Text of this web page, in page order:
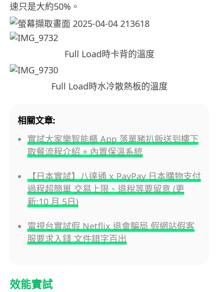
速只是大約50%。
Full Load時卡背的溫度
Full Load時水冷散熱板的溫度
相關文章:
實試大家樂智能櫃 App 落單豬扒飯送到樓下
取餐流程介紹 + 內置保溫系統
【日本實試】八達通 x PayPay 日本購物支付
過程超簡單 交易上限、退稅等要留意 (更
新:10 月 5日)
電視台實試假 Netflix 退會騙局 假網站假客
服要求入錢 文件錯字百出
效能實試